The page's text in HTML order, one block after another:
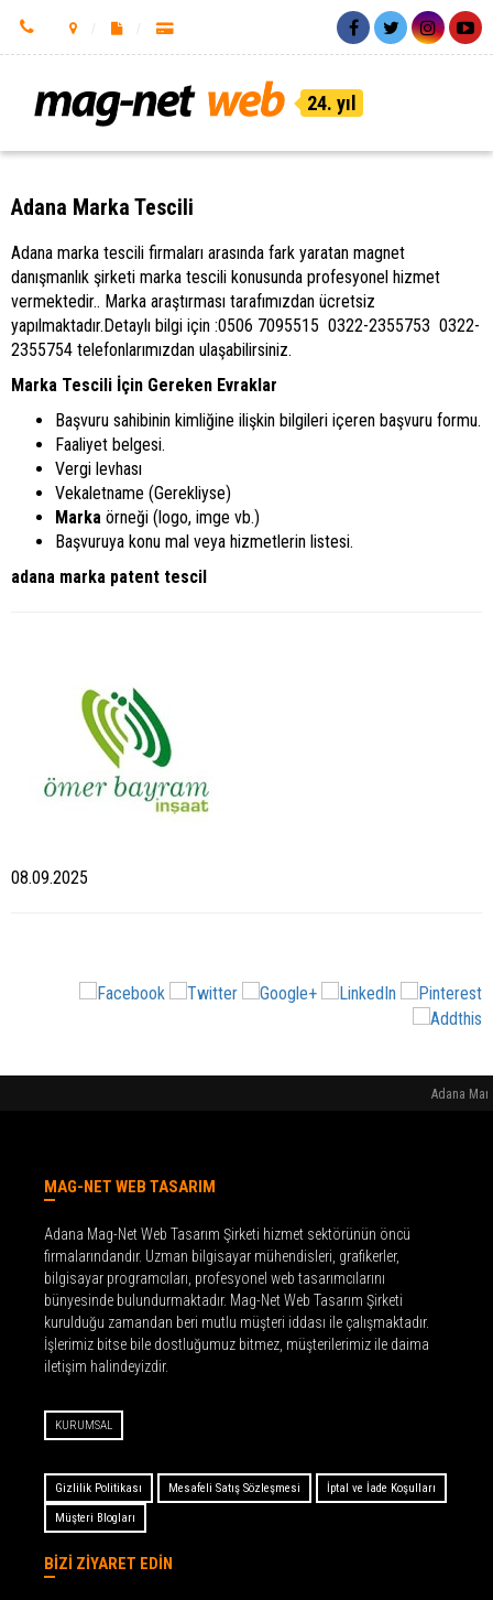
24. yıl
Adana Marka Tescili
Adana marka tescili firmaları arasında fark yaratan magnet
danışmanlık şirketi marka tescili konusunda profesyonel hizmet
vermektedir.. Marka araştırması tarafımızdan ücretsiz
yapılmaktadır.Detaylı bilgi için :0506 7095515 0322-2355753 0322-
2355754 telefonlarımızdan ulaşabilirsiniz.
Marka Tescili İçin Gereken Evraklar
Başvuru sahibinin kimliğine ilişkin bilgileri içeren başvuru formu.
Faaliyet belgesi.
Vergi levhası
Vekaletname (Gerekliyse)
Marka örneği (logo, imge vb.)
Başvuruya konu mal veya hizmetlerin listesi.
adana marka patent tescil
08.09.2025
Adana
MAG-NET WEB TASARIM
Adana Mag-Net Web Tasarım Şirketi hizmet sektörünün öncü
firmalarındandır. Uzman bilgisayar mühendisleri, grafikerler,
bilgisayar programcıları, profesyonel web tasarımcılarını
bünyesinde bulundurmaktadır. Mag-Net Web Tasarım Şirketi
kurulduğu zamandan beri mutlu müşteri iddası ile çalışmaktadır.
İşlerimiz bitse bile dostluğumuz bitmez, müşterilerimiz ile daima
iletişim halindeyizdir.
KURUMSAL
Gizlilik Politikası Mesafeli Satış Sözleşmesi İptal ve İade Koşulları
Müşteri Blogları
BİZİ ZİYARET EDİN